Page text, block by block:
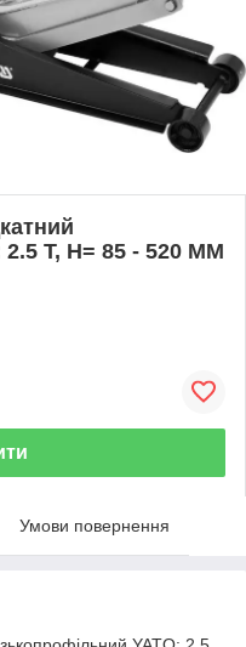
Т, H= 85 - 520 ММ
Умови повернення